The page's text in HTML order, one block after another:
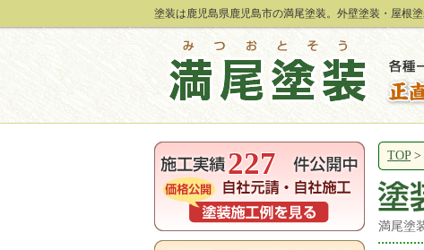
塗装は鹿児島県鹿児島市の満尾塗装。外壁塗装・屋根
227 TOP>
満尾塗